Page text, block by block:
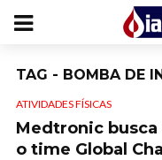
TAG - BOMBA DE
ATIVIDADES FÍSICAS
Medtronic
o time Global